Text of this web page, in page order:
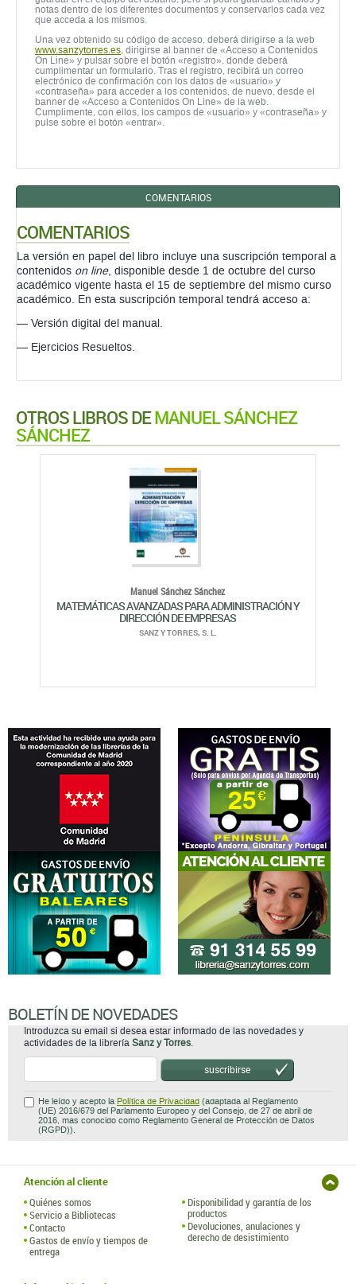
notas dentro de los diferentes documentos y conservarlos cada vez
que acceda a los mismos.
Una vez obtenido su código de acceso, deberá dirigirse a la web
www.sanzytorres.es, dirigirse al banner de «Acceso a Contenidos
On Line» y pulsar sobre el botón «registro», donde deberá
cumplimentar un formulario. Tras el registro, recibirá un correo
electrónico de confirmación con los datos de «usuario» y
«contraseña» para acceder a los contenidos, de nuevo, desde el
banner de «Acceso a Contenidos On Line» de la web.
Cumplimente, con ellos, los campos de «usuario» y «contraseña» y
pulse sobre el botón «entrar».
COMENTARIOS
COMENTARIOS
La versión en papel del libro incluye una suscripción temporal a
contenidos on line, disponible desde 1 de octubre del curso
académico vigente hasta el 15 de septiembre del mismo curso
académico. En esta suscripción temporal tendrá acceso a:
— Versión digital del manual.
— Ejercicios Resueltos.
OTROS LIBROS DEMANUEL SÁNCHEZ
SÁNCHEZ
Manuel Sánchez Sánchez
MATEMÁTICAS AVANZADAS PARA ADMINISTRACIÓN Y
DIRECCIÓN DE EMPRESAS
SANZ Y TORRES, S. L.
BOLETÍN DE NOVEDADES
Introduzca su email si desea estar informado de las novedades y
actividades de la librería Sanz y Torres.
suscribirse
He leído y acepto la Política de Privacidad (adaptada al Reglamento
(UE) 2016/679 del Parlamento Europeo y del Consejo, de 27 de abril de
2016, mas conocido como Reglamento General de Protección de Datos
(RGPD)).
Atención al cliente
Quiénes somos
Servicio a Bibliotecas
Contacto
Gastos de envío y tiempos de
entrega
Disponibilidad y garantía de los
productos
Devoluciones, anulaciones y
derecho de desistimiento